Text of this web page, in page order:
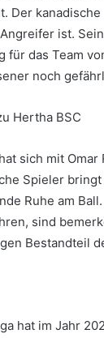
Der
ist.
für das Team
noch
Hertha BSC
sich mit
Spieler
Ruhe am
sind
Bestandteil
hat im Jahr